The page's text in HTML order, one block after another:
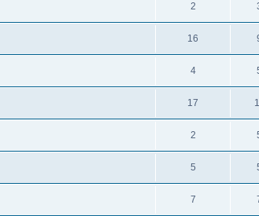
2
16
4
17
2
5
7